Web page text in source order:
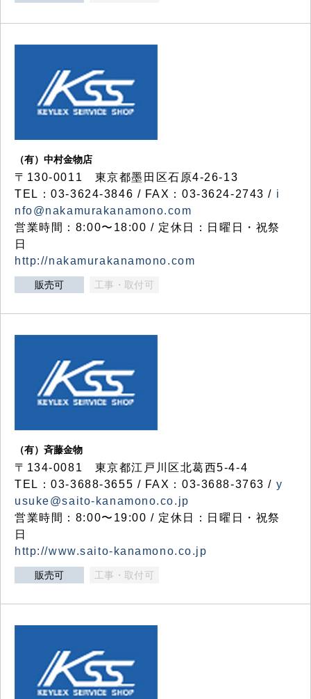
（有）中村金物店
〒130-0011 東京都墨田区石原4-26-13
TEL：03-3624-3846 / FAX：03-3624-2743 / i
nfo@nakamurakanamono.com
営業時間：8:00〜18:00 / 定休日：日曜日・祝祭
日
http://nakamurakanamono.com
販売可 工事・取付可
（有）斉藤金物
〒134-0081 東京都江戸川区北葛西5-4-4
TEL：03-3688-3655 / FAX：03-3688-3763 / y
usuke@saito-kanamono.co.jp
営業時間：8:00〜19:00 / 定休日：日曜日・祝祭
日
http://www.saito-kanamono.co.jp
販売可 工事・取付可